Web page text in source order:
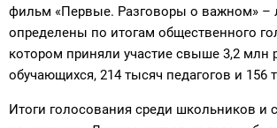
фильм «Первые. Разговоры о важном» –
определены по итогам общественного
котором приняли участие свыше 3,2 млн
обучающихся, 214 тысяч педагогов и 156
Итоги голосования среди школьников и